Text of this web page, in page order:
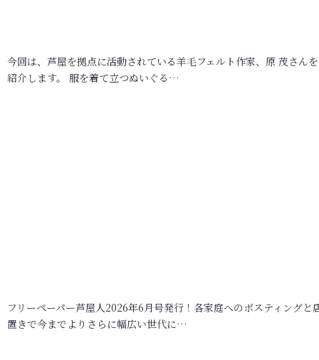
今回は、芦屋を拠点に活動されている羊毛フェルト作家、原 茂さん
紹介します。 服を着て立つぬいぐる…
フリーペーパー芦屋人2026年6月号発行！各家庭へのポスティングと
置きで今までよりさらに幅広い世代に…